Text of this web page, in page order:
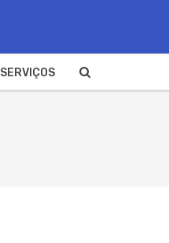
SERVIÇOS